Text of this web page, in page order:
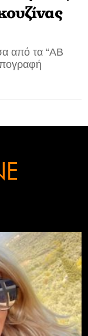
από τα “ΑΒ